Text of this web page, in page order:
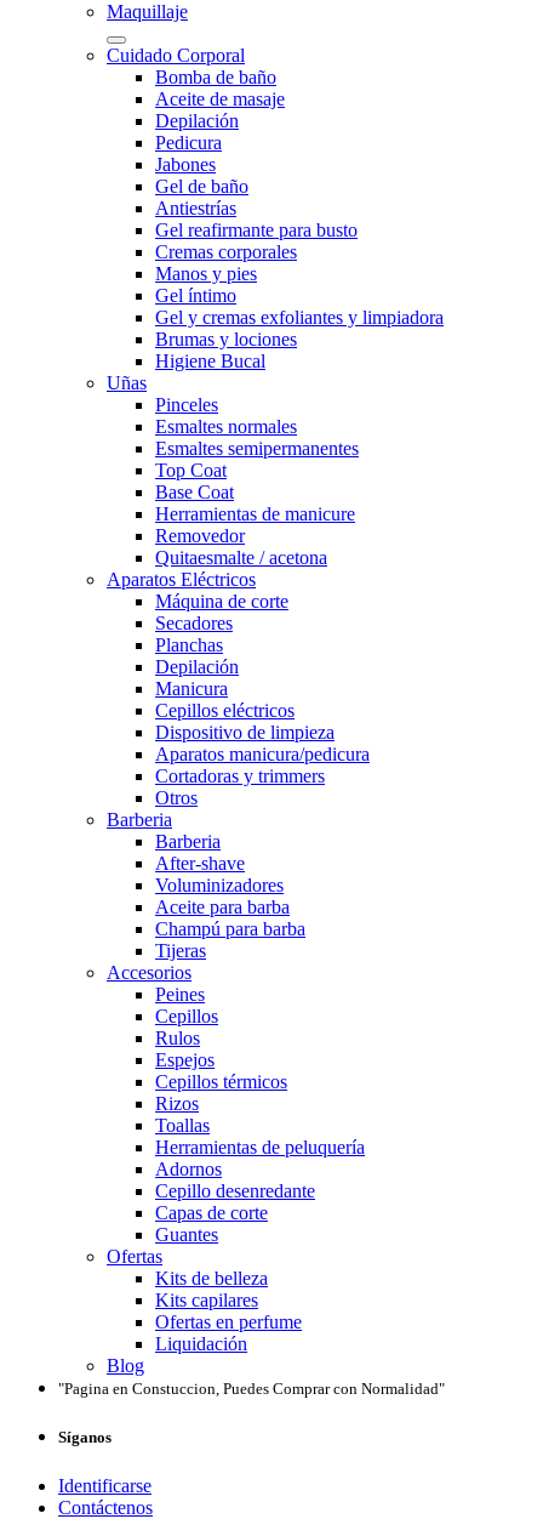
Maquillaje
Cuidado Corporal
Bomba de baño
Aceite de masaje
Depilación
Pedicura
Jabones
Gel de baño
Antiestrías
Gel reafirmante para busto
Cremas corporales
Manos y pies
Gel íntimo
Gel y cremas exfoliantes y limpiadora
Brumas y lociones
Higiene Bucal
Uñas
Pinceles
Esmaltes normales
Esmaltes semipermanentes
Top Coat
Base Coat
Herramientas de manicure
Removedor
Quitaesmalte / acetona
Aparatos Eléctricos
Máquina de corte
Secadores
Planchas
Depilación
Manicura
Cepillos eléctricos
Dispositivo de limpieza
Aparatos manicura/pedicura
Cortadoras y trimmers
Otros
Barberia
Barberia
After-shave
Voluminizadores
Aceite para barba
Champú para barba
Tijeras
Accesorios
Peines
Cepillos
Rulos
Espejos
Cepillos térmicos
Rizos
Toallas
Herramientas de peluquería
Adornos
Cepillo desenredante
Capas de corte
Guantes
Ofertas
Kits de belleza
Kits capilares
Ofertas en perfume
Liquidación
Blog
"Pagina en Constuccion, Puedes Comprar con Normalidad"
Síganos
Identificarse
Contáctenos